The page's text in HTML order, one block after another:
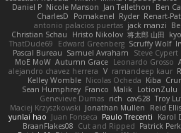
Daniel P Nicole Manson Jan Tellethon Ben
CharlesD
Pomakenel Ryder Renart-
antonio palacios puertas jack manzi
Christian Schau
Hristo Nikolov 将太郎 山田
ThatDude69
Edward Greenberg Scruffy Wolf
Pascal Bureau Samuel Avraham Steve Cypert
MoE MoW Autumn Grace Leonardo Grosso
alejandro chavez herrera V ramandeep kaur
Kelley Womble Nicolas Ocheda Kiba
Sean Humphrey Franco Malik LotionZulu
Genevieve Dumas rich cav528 Troy
Maciej Krzyszkowski Jonathan Mullen Reid Ellis
yunlai hao Juan Fonseca Paulo Trecenti Karol
BraanFlakes08 Cut and Ripped Patrick